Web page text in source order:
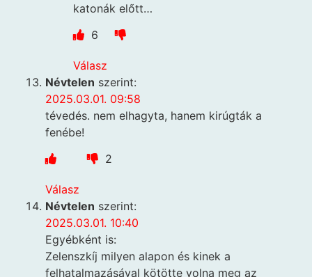
katonák előtt…
6
Válasz
Névtelen szerint:
2025.03.01. 09:58
tévedés. nem elhagyta, hanem kirúgták a
fenébe!
2
Válasz
Névtelen szerint:
2025.03.01. 10:40
Egyébként is:
Zelenszkíj milyen alapon és kinek a
felhatalmazásával kötötte volna meg az